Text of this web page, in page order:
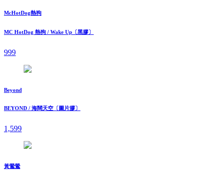
McHotDog熱狗
MC HotDog 熱狗 / Wake Up〔黑膠〕
999
Beyond
BEYOND / 海闊天空〔圖片膠〕
1,599
黃鶯鶯